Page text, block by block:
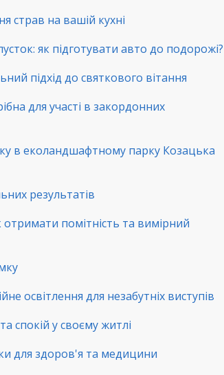
страв на вашій кухні
як підготувати авто до подорожі?
підхід до святкового вітання
для участі в закордонних
в еколандшафтному парку Козацька
результатів
помітність та вимірний
освітлення для незабутніх виступів
спокій у своєму житлі
для здоров'я та медицини